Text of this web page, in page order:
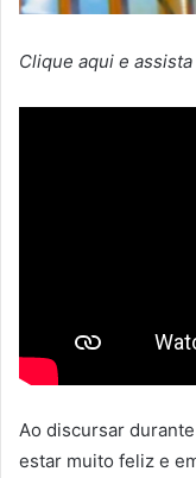
Clique aqui e
Ao discursar
estar muito feliz e